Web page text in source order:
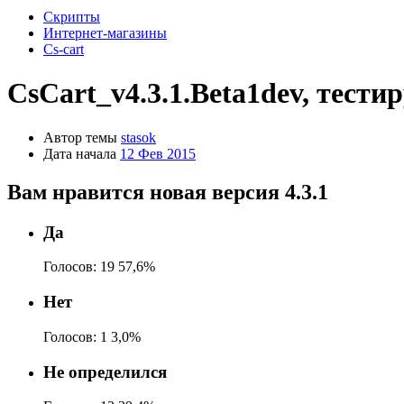
Скрипты
Интернет-магазины
Cs-cart
CsCart_v4.3.1.Beta1dev,
Автор темы stasok
Дата начала 12 Фев 2015
Вам нравится новая версия 4.3.1
Да
Голосов: 19 57,6%
Нет
Голосов: 1 3,0%
Не определился